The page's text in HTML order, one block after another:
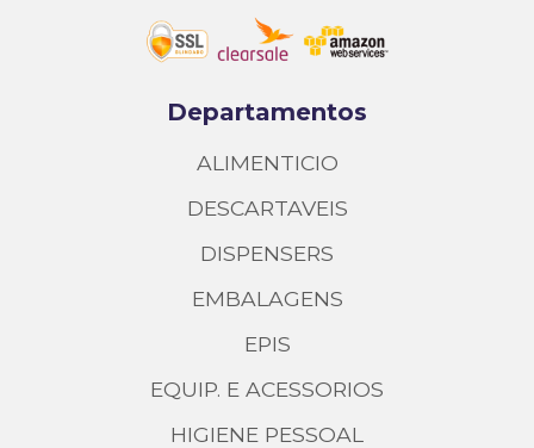
Departamentos
ALIMENTICIO
DESCARTAVEIS
DISPENSERS
EMBALAGENS
EPIS
EQUIP. E ACESSORIOS
HIGIENE PESSOAL